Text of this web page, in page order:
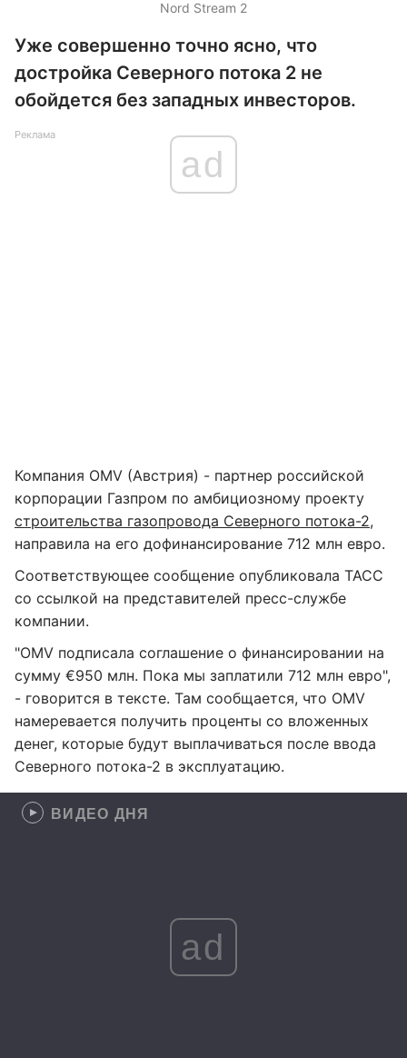
Nord Stream 2
Уже совершенно точно ясно, что
достройка Северного потока 2 не
обойдется без западных инвесторов.
Реклама
ad
Компания OMV (Австрия) - партнер российской
корпорации Газпром по амбициозному проекту
строительства газопровода Северного потока-2,
направила на его дофинансирование 712 млн евро.
Соответствующее сообщение опубликовала ТАСС
со ссылкой на представителей пресс-службе
компании.
"OMV подписала соглашение о финансировании на
сумму €950 млн. Пока мы заплатили 712 млн евро",
- говорится в тексте. Там сообщается, что OMV
намеревается получить проценты со вложенных
денег, которые будут выплачиваться после ввода
Северного потока-2 в эксплуатацию.
ВИДЕО ДНЯ
ad